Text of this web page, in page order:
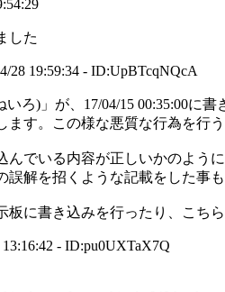
した
28 19:59:34 - ID:UpBTcqNQcA
いろ)」が、17/04/15 00:35:00に
ます。この様な悪質な行為を行
んでいる内容が正しいかのよう
誤解を招くような記載をした事
板に書き込みを行ったり、こち
13:16:42 - ID:pu0UXTaX7Q